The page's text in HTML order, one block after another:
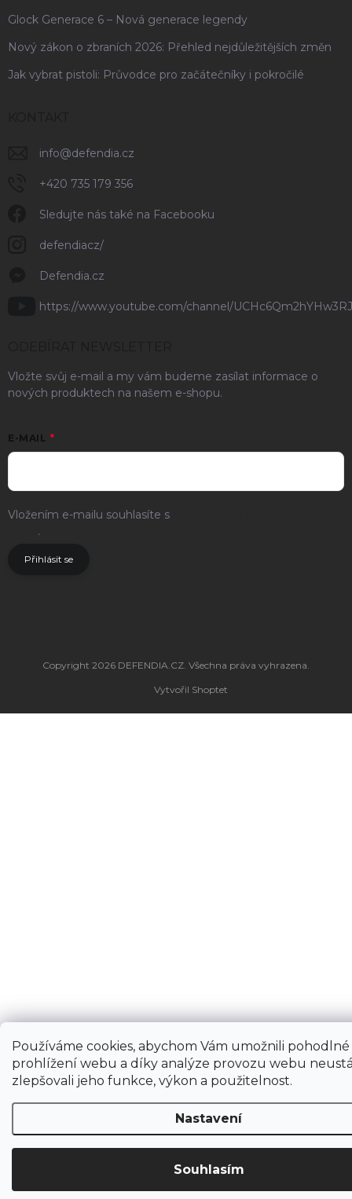
Používáme cookies, abychom Vám umožnili pohodlné
prohlížení webu a díky analýze provozu webu
zlepšovali jeho funkce, výkon a použitelnost.
Nastavení
Souhlasím
Glock Generace 6 – Nová generace legendy
Nový zákon o zbraních 2026: Přehled nejdůležitějších změn
Jak vybrat pistoli: Průvodce pro začátečníky i pokročilé
info@defendia.cz
+420 735 179 356
Sledujte nás také na Facebooku
defendiacz/
Defendia.cz
https://www.youtube.com/channel/
Vložte svůj e-mail a my vám budeme zasílat informace o
nových produktech na našem e-shopu.
E-MAIL
Vložením e-mailu souhlasíte s
.
Přihlásit se
Vytvořil Shoptet
Copyright 2026 DEFENDIA.CZ . Všechna práva vyhrazena.